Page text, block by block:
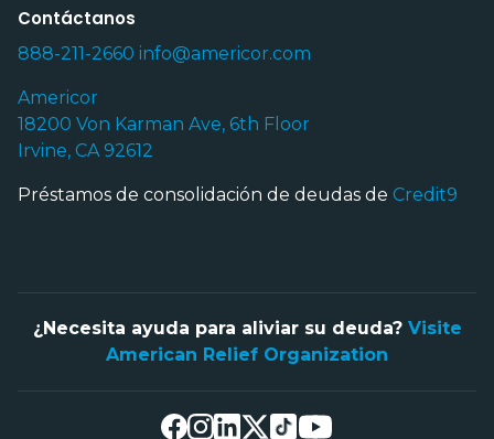
Contáctanos
888-211-2660 info@americor.com
Americor
18200 Von Karman Ave, 6th Floor
Irvine, CA 92612
Préstamos de consolidación de deudas de Credit9
¿Necesita ayuda para aliviar su deuda? Visite
American Relief Organization